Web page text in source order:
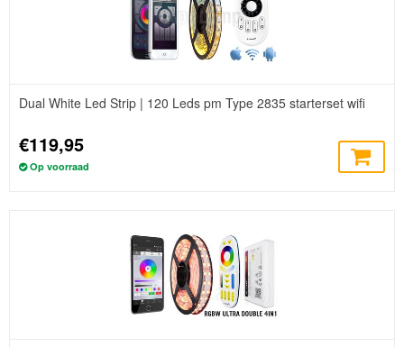
Dual White Led Strip | 120 Leds pm Type 2835 starterset wifi
€119,95
Op voorraad